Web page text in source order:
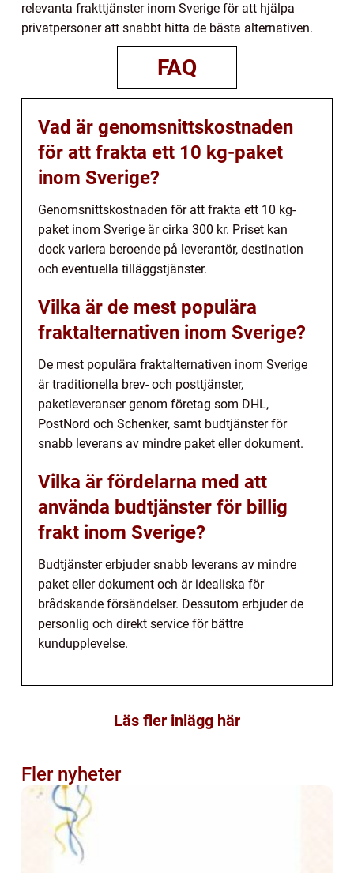
relevanta frakttjänster inom Sverige för att hjälpa
privatpersoner att snabbt hitta de bästa alternativen.
FAQ
Vad är genomsnittskostnaden
för att frakta ett 10 kg-paket
inom Sverige?
Genomsnittskostnaden för att frakta ett 10 kg-
paket inom Sverige är cirka 300 kr. Priset kan
dock variera beroende på leverantör, destination
och eventuella tilläggstjänster.
Vilka är de mest populära
fraktalternativen inom Sverige?
De mest populära fraktalternativen inom Sverige
är traditionella brev- och posttjänster,
paketleveranser genom företag som DHL,
PostNord och Schenker, samt budtjänster för
snabb leverans av mindre paket eller dokument.
Vilka är fördelarna med att
använda budtjänster för billig
frakt inom Sverige?
Budtjänster erbjuder snabb leverans av mindre
paket eller dokument och är idealiska för
brådskande försändelser. Dessutom erbjuder de
personlig och direkt service för bättre
kundupplevelse.
Läs fler inlägg här
Fler nyheter